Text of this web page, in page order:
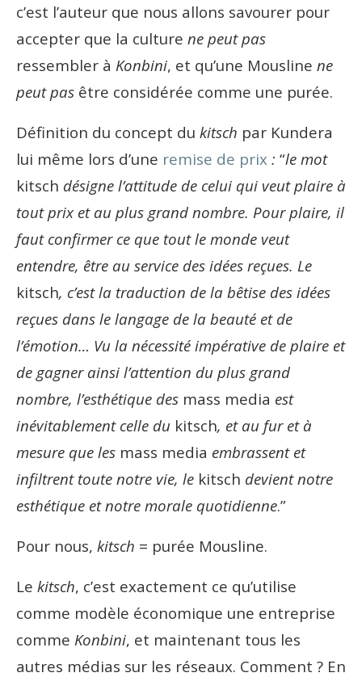
c’est l’auteur que nous allons savourer pour
accepter que la culture ne peut pas
ressembler à Konbini, et qu’une Mousline ne
peut pas être considérée comme une purée.
Définition du concept du kitsch par Kundera
lui même lors d’une remise de prix : “le mot
kitsch désigne l’attitude de celui qui veut plaire à
tout prix et au plus grand nombre. Pour plaire, il
faut confirmer ce que tout le monde veut
entendre, être au service des idées reçues. Le
kitsch, c’est la traduction de la bêtise des idées
reçues dans le langage de la beauté et de
l’émotion… Vu la nécessité impérative de plaire et
de gagner ainsi l’attention du plus grand
nombre, l’esthétique des mass media est
inévitablement celle du kitsch, et au fur et à
mesure que les mass media embrassent et
infiltrent toute notre vie, le kitsch devient notre
esthétique et notre morale quotidienne.”
Pour nous, kitsch = purée Mousline.
Le kitsch, c’est exactement ce qu’utilise
comme modèle économique une entreprise
comme Konbini, et maintenant tous les
autres médias sur les réseaux. Comment ? En